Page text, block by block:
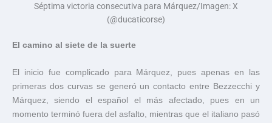
Séptima victoria consecutiva para Márquez/Imagen: X
(@ducaticorse)
El camino al siete de la suerte
El inicio fue complicado para Márquez, pues apenas en las
primeras dos curvas se generó un contacto entre Bezzecchi y
Márquez, siendo el español el más afectado, pues en un
momento terminó fuera del asfalto, mientras que el italiano pasó